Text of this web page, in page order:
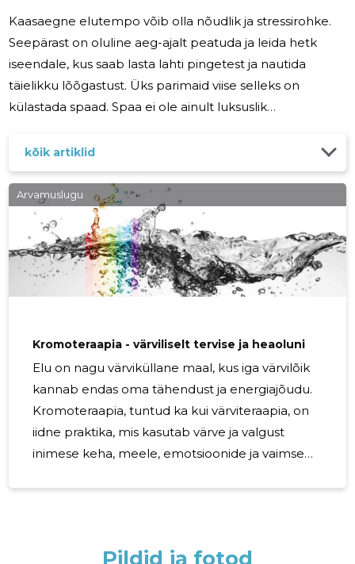
Kaasaegne elutempo võib olla nõudlik ja stressirohke.
Seepärast on oluline aeg-ajalt peatuda ja leida hetk
iseendale, kus saab lasta lahti pingetest ja nautida
täielikku lõõgastust. Üks parimaid viise selleks on
külastada spaad. Spaa ei ole ainult luksuslik
kus saab taastada nii keha kui ka meelt. Avasta koos
meiega, miks spas käimine on oluline sinu heaolu ja
tervise jaoks. Spas käimine on palju enamat kui lihtsalt
massaaž või näohooldus. See on sügav sukeldumine
heaolu maailma, kus kohtuvad keha, vaim ja hing. Spaa
pakub mitmekesiseid
kõik artiklid
Arvamuslugu
Kromoteraapia - värviliselt tervise ja heaoluni
Elu on nagu värviküllane maal, kus iga värvilõik
kannab endas oma tähendust ja energiajõudu.
Kromoteraapia, tuntud ka kui värviteraapia, on
iidne praktika, mis kasutab värve ja valgust
inimese keha, meele, emotsioonide ja vaimse
nüüd lähemalt selle imelise teraapia
Pildid ja fotod